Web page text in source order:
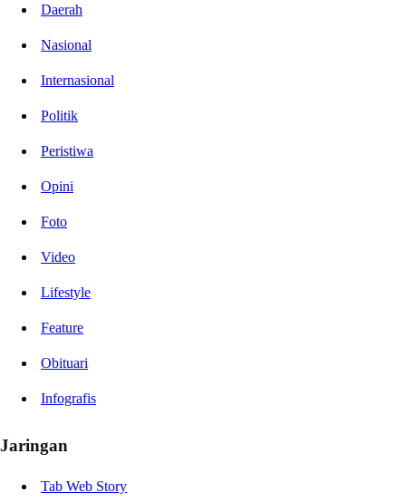
Daerah
Nasional
Internasional
Politik
Peristiwa
Opini
Foto
Video
Lifestyle
Feature
Obituari
Infografis
Jaringan
Tab Web Story